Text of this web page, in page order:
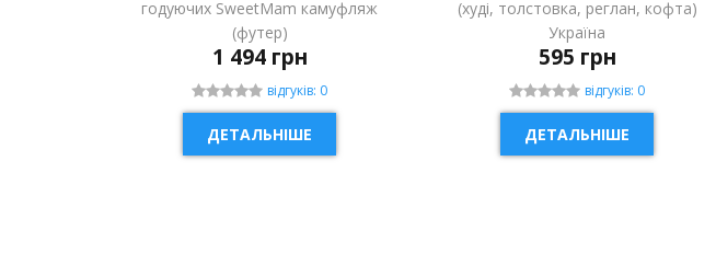
годуючих SweetMam камуфляж
(футер)
1 494 грн
відгуків: 0
ДЕТАЛЬНІШЕ
(худі, толстовка, реглан, кофта)
Україна
595 грн
відгуків: 0
ДЕТАЛЬНІШЕ